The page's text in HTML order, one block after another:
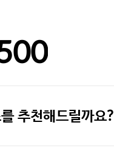
5만원 이
추천해드릴까요?